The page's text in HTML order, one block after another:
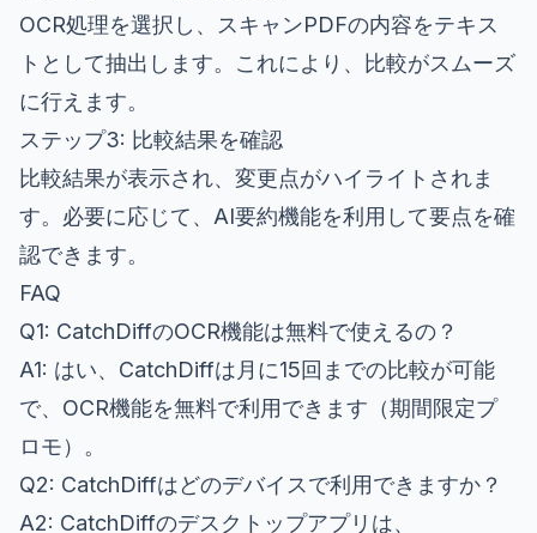
OCR処理を選択し、スキャンPDFの内容をテキス
トとして抽出します。これにより、比較がスムーズ
に行えます。
ステップ3: 比較結果を確認
比較結果が表示され、変更点がハイライトされま
す。必要に応じて、AI要約機能を利用して要点を確
認できます。
FAQ
Q1: CatchDiffのOCR機能は無料で使えるの？
A1: はい、CatchDiffは月に15回までの比較が可能
で、OCR機能を無料で利用できます（期間限定プ
ロモ）。
Q2: CatchDiffはどのデバイスで利用できますか？
A2: CatchDiffのデスクトップアプリは、